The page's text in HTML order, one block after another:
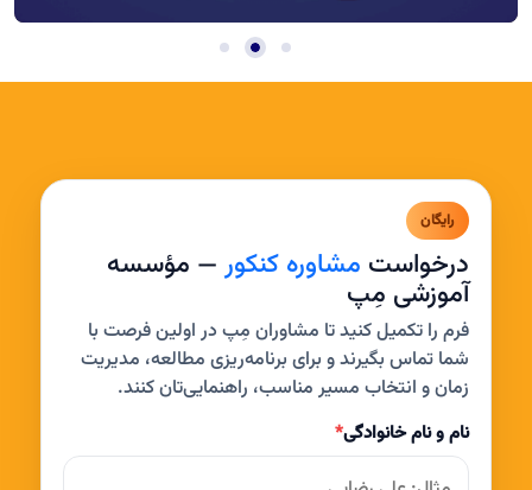
رایگان
درخواست مشاوره کنکور— مؤسسه
آموزشی مِپ
فرم را تکمیل کنید تا مشاوران مِپ در اولین فرصت با
شما تماس بگیرند و برای برنامه‌ریزی مطالعه، مدیریت
زمان و انتخاب مسیر مناسب، راهنمایی‌تان کنند.
نام و نام خانوادگی*